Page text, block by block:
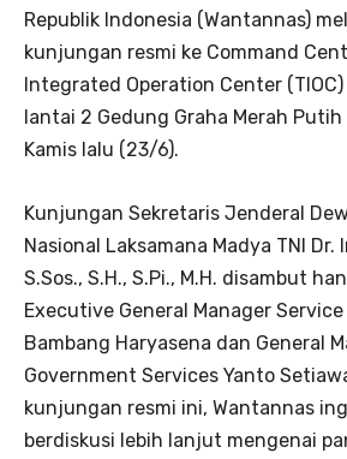
Republik Indonesia (Wantannas)
kunjungan resmi ke Command
Integrated Operation Center
lantai 2 Gedung Graha Merah Putih
Kamis lalu (23/6).
Kunjungan Sekretaris Jenderal
Nasional Laksamana Madya TNI Dr.
S.Sos., S.H., S.Pi., M.H. disambut
Executive General Manager
Bambang Haryasena dan General
Government Services Yanto
kunjungan resmi ini, Wantannas
berdiskusi lebih lanjut mengenai